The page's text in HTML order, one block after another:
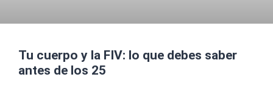
Tu cuerpo y la FIV: lo que debes saber
antes de los 25